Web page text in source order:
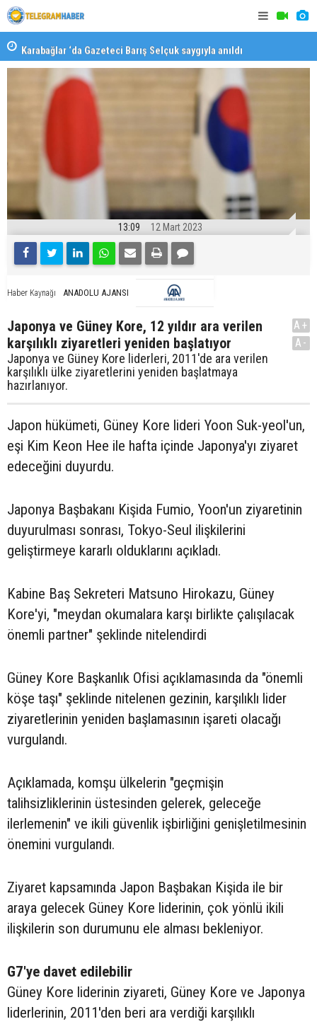
Karabağlar ‘da Gazeteci Barış Selçuk saygıyla anıldı
13:09 12 Mart 2023
Haber Kaynağı ANADOLU AJANSI
Japonya ve Güney Kore, 12 yıldır ara verilen
karşılıklı ziyaretleri yeniden başlatıyor
Japonya ve Güney Kore liderleri, 2011'de ara verilen
karşılıklı ülke ziyaretlerini yeniden başlatmaya
hazırlanıyor.
A+
A-
Japon hükümeti, Güney Kore lideri Yoon Suk-yeol'un,
eşi Kim Keon Hee ile hafta içinde Japonya'yı ziyaret
edeceğini duyurdu.
Japonya Başbakanı Kişida Fumio, Yoon'un ziyaretinin
duyurulması sonrası, Tokyo-Seul ilişkilerini
geliştirmeye kararlı olduklarını açıkladı.
Kabine Baş Sekreteri Matsuno Hirokazu, Güney
Kore'yi, "meydan okumalara karşı birlikte çalışılacak
önemli partner" şeklinde nitelendirdi
Güney Kore Başkanlık Ofisi açıklamasında da "önemli
köşe taşı" şeklinde nitelenen gezinin, karşılıklı lider
ziyaretlerinin yeniden başlamasının işareti olacağı
vurgulandı.
Açıklamada, komşu ülkelerin "geçmişin
talihsizliklerinin üstesinden gelerek, geleceğe
ilerlemenin" ve ikili güvenlik işbirliğini genişletilmesinin
önemini vurgulandı.
Ziyaret kapsamında Japon Başbakan Kişida ile bir
araya gelecek Güney Kore liderinin, çok yönlü ikili
ilişkilerin son durumunu ele alması bekleniyor.
G7'ye davet edilebilir
Güney Kore liderinin ziyareti, Güney Kore ve Japonya
liderlerinin, 2011'den beri ara verdiği karşılıklı